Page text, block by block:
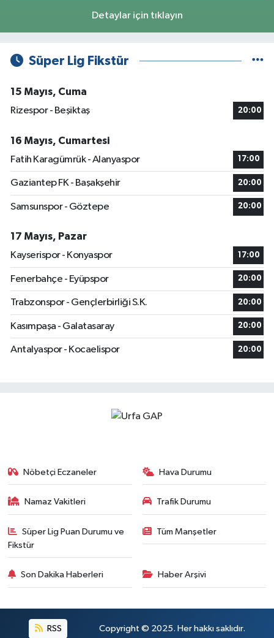
Detaylar için tıklayın
Süper Lig Fikstür
15 Mayıs, Cuma
Rizespor - Beşiktaş
20:00
16 Mayıs, Cumartesi
Fatih Karagümrük - Alanyaspor
17:00
Gaziantep FK - Başakşehir 20:00
Samsunspor - Göztepe 20:00
17 Mayıs, Pazar
Kayserispor - Konyaspor
17:00
Fenerbahçe - Eyüpspor 20:00
Trabzonspor - Gençlerbirliği S.K. 20:00
Kasımpaşa - Galatasaray 20:00
Antalyaspor - Kocaelispor 20:00
Nöbetçi Eczaneler Hava Durumu
Namaz Vakitleri Trafik Durumu
Süper Lig Puan Durumu ve
Fikstür
Tüm Manşetler
Son Dakika Haberleri Haber Arşivi
RSS Copyright © 2025. Her hakkı saklıdır.